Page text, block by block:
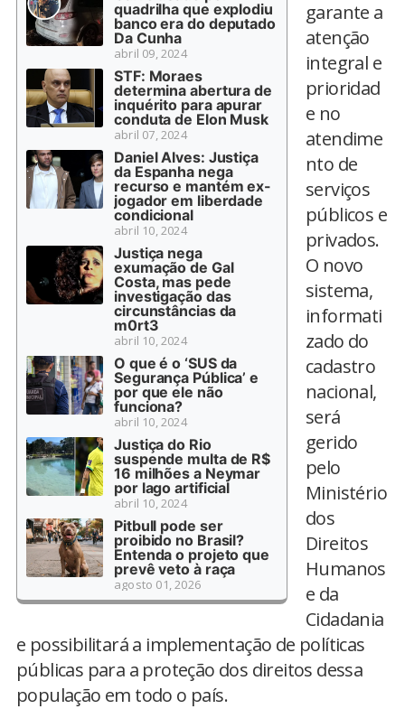
quadrilha que explodiu
banco era do deputado
Da Cunha
abril 09, 2024
STF: Moraes
determina abertura de
inquérito para apurar
conduta de Elon Musk
abril 07, 2024
Daniel Alves: Justiça
da Espanha nega
recurso e mantém ex-
jogador em liberdade
condicional
abril 10, 2024
Justiça nega
exumação de Gal
Costa, mas pede
investigação das
circunstâncias da
m0rt3
abril 10, 2024
O que é o ‘SUS da
Segurança Pública’ e
por que ele não
funciona?
abril 10, 2024
Justiça do Rio
suspende multa de R$
16 milhões a Neymar
por lago artificial
abril 10, 2024
Pitbull pode ser
proibido no Brasil?
Entenda o projeto que
prevê veto à raça
agosto 01, 2026
garante a
atenção
integral e
prioridad
e no
atendime
nto de
serviços
públicos e
privados.
O novo
sistema,
informati
zado do
cadastro
nacional,
será
gerido
pelo
Ministério
dos
Direitos
Humanos
e da
Cidadania
e possibilitará a implementação de políticas
públicas para a proteção dos direitos dessa
população em todo o país.